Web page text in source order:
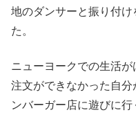
地のダンサーと振り付
た。
ニューヨークでの生活
注文ができなかった自
ンバーガー店に遊びに行